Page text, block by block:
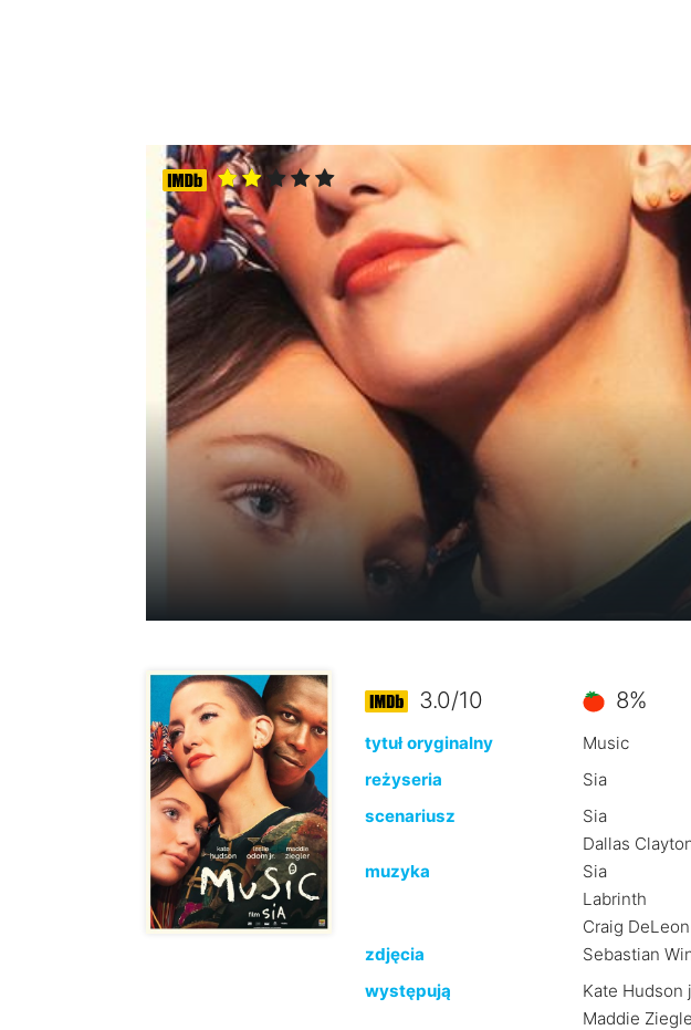
3.0/10 8%
tytuł oryginalny
Music
reżyseria
Sia
scenariusz
Sia
Dallas
muzyka
Sia
Labrinth
Craig DeLeon
zdjęcia
Sebastian
występują
Kate Hudson
Maddie